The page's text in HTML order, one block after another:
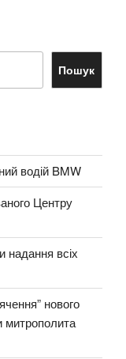
Пошук
водій BMW
Центру
всіх
нового
митрополита